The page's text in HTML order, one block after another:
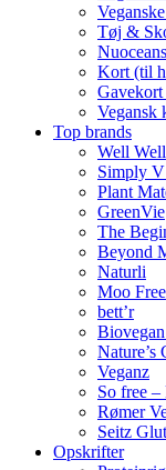
Tøj &
Kort (til
Vegansk
Top brands
Well Well
Simply V
Plant
GreenVie
The
Beyond
Naturli
Moo Free
bett’r
Nature’s
Veganz
So free
Rømer
Seitz
Opskrifter